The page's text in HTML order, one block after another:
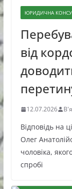
ЮРИДИЧНА
від
12.07.2026
Відповідь на
Олег
чоловіка,
спробі